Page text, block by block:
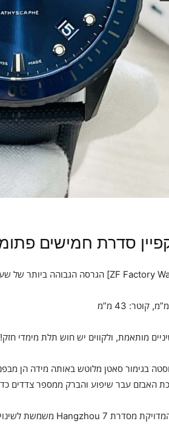
סדרת חמישים
מותאמת, ולקווים יש חוש תלת מימדי חזק!
בגימור סאטן מלוטש באותה מידה הן
האבזם עבר שיפוע והברק ממספר צדדים